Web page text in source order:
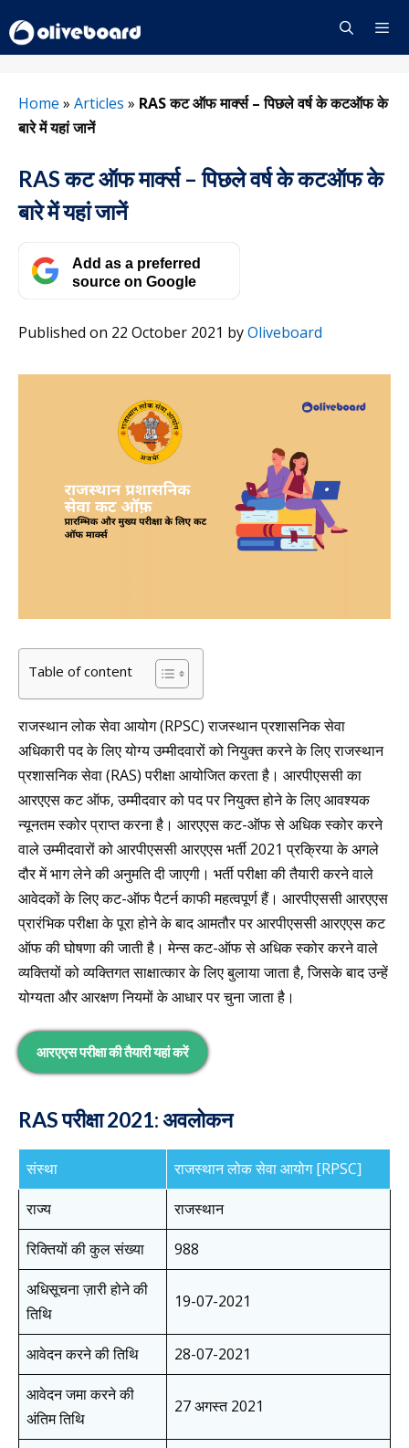
to
content
Home » Articles » RAS कट ऑफ मार्क्स – पिछले वर्ष के कटऑफ के
बारे में यहां जानें
RAS कट ऑफ मार्क्स – पिछले वर्ष के कटऑफ के
बारे में यहां जानें
Add as a preferred
source on Google
Published on 22 October 2021 byOliveboard
Table of content
राजस्थान लोक सेवा आयोग (RPSC) राजस्थान प्रशासनिक सेवा
अधिकारी पद के लिए योग्य उम्मीदवारों को नियुक्त करने के लिए राजस्थान
प्रशासनिक सेवा (RAS) परीक्षा आयोजित करता है। आरपीएससी का
आरएएस कट ऑफ, उम्मीदवार को पद पर नियुक्त होने के लिए आवश्यक
न्यूनतम स्कोर प्राप्त करना है। आरएएस कट-ऑफ से अधिक स्कोर करने
वाले उम्मीदवारों को आरपीएससी आरएएस भर्ती 2021 प्रक्रिया के अगले
दौर में भाग लेने की अनुमति दी जाएगी। भर्ती परीक्षा की तैयारी करने वाले
आवेदकों के लिए कट-ऑफ पैटर्न काफी महत्वपूर्ण हैं। आरपीएससी आरएएस
प्रारंभिक परीक्षा के पूरा होने के बाद आमतौर पर आरपीएससी आरएएस कट
ऑफ की घोषणा की जाती है। मेन्स कट-ऑफ से अधिक स्कोर करने वाले
व्यक्तियों को व्यक्तिगत साक्षात्कार के लिए बुलाया जाता है, जिसके बाद उन्हें
योग्यता और आरक्षण नियमों के आधार पर चुना जाता है।
आरएएस परीक्षा की तैयारी यहां करें
RAS परीक्षा 2021: अवलोकन
संस्था
राजस्थान लोक सेवा आयोग [RPSC]
राज्य
राजस्थान
रिक्तियों की कुल संख्या
988
अधिसूचना ज़ारी होने की
तिथि
19-07-2021
आवेदन करने की तिथि
28-07-2021
आवेदन जमा करने की
अंतिम तिथि
27 अगस्त 2021